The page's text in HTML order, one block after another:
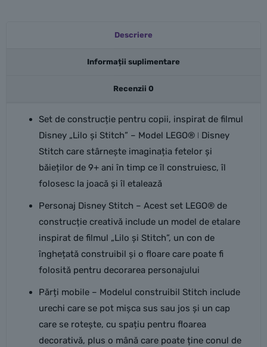
Descriere
Informații suplimentare
Recenzii 0
Set de construcție pentru copii, inspirat de filmul
Disney „Lilo și Stitch” – Model LEGO® ǀ Disney
Stitch care stârnește imaginația fetelor și
băieților de 9+ ani în timp ce îl construiesc, îl
folosesc la joacă și îl etalează
Personaj Disney Stitch – Acest set LEGO® de
construcție creativă include un model de etalare
inspirat de filmul „Lilo și Stitch”, un con de
înghețată construibil și o floare care poate fi
folosită pentru decorarea personajului
Părți mobile – Modelul construibil Stitch include
urechi care se pot mișca sus sau jos și un cap
care se rotește, cu spațiu pentru floarea
decorativă, plus o mână care poate ține conul de